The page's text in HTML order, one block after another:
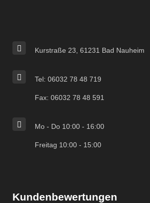
Kurstraße 23, 61231 Bad Nauheim
Tel: 06032 78 48 719
Fax: 06032 78 48 591
Mo - Do 10:00 - 16:00
Freitag 10:00 - 15:00
Kundenbewertungen